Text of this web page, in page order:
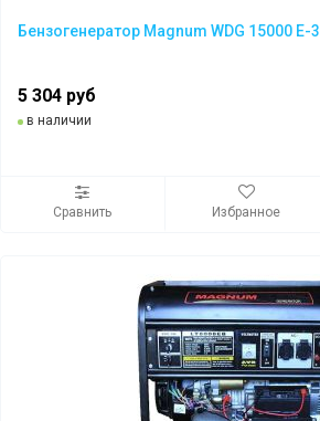
Бензогенератор Magnum WDG 15000 E-3
5 304 руб
в наличии
Сравнить Избранное